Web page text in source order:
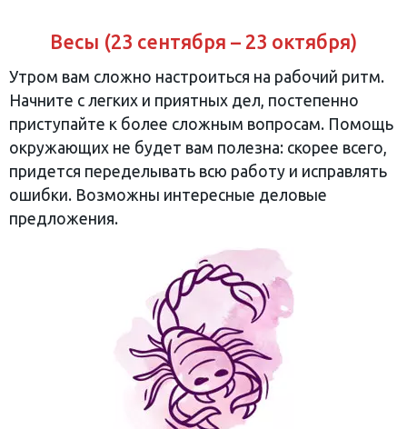
Весы (23 сентября – 23 октября)
Утром вам сложно настроиться на рабочий ритм.
Начните с легких и приятных дел, постепенно
приступайте к более сложным вопросам. Помощь
окружающих не будет вам полезна: скорее всего,
придется переделывать всю работу и исправлять
ошибки. Возможны интересные деловые
предложения.